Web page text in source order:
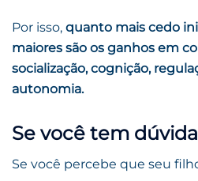
Por isso, quanto mais cedo
maiores são os ganhos em
socialização, cognição,
autonomia.
Se você tem
Se você percebe que seu